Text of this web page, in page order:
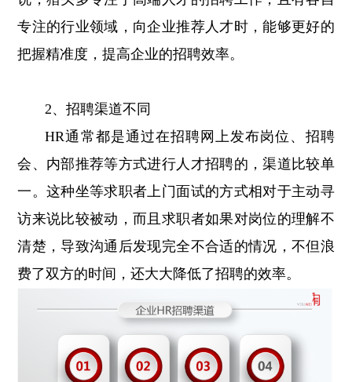
专注的行业领域，向企业推荐人才时，能够更好的
把握精准度，提高企业的招聘效率。
2、招聘渠道不同
HR通常都是通过在招聘网上发布岗位、招聘
会、内部推荐等方式进行人才招聘的，渠道比较单
一。这种坐等求职者上门面试的方式相对于主动寻
访来说比较被动，而且求职者如果对岗位的理解不
清楚，导致沟通后发现完全不合适的情况，不但浪
费了双方的时间，还大大降低了招聘的效率。